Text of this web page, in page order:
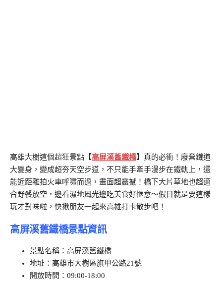
高雄大樹這個超狂景點【高屏溪舊鐵橋】真的必衝！廢棄鐵道
大變身，變成超夯天空步道，不只能手牽手漫步在鐵軌上，還
能近距離拍火車呼嘯而過，畫面超震撼！橋下大片草地也超適
合野餐放空，邊看濕地風光邊吃美食好愜意～假日就是要這樣
玩才對味啦，快揪朋友一起來高雄打卡散步吧！
高屏溪舊鐵橋景點資訊
景點名稱：高屏溪舊鐵橋
地址：高雄市大樹區旗甲公路21號
開放時間：09:00-18:00